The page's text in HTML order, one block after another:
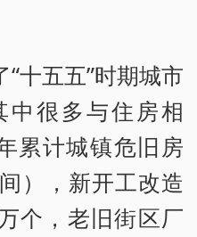
五五”时期城市
很多与住房相
累计城镇危旧房
），新开工改造
个，老旧街区厂